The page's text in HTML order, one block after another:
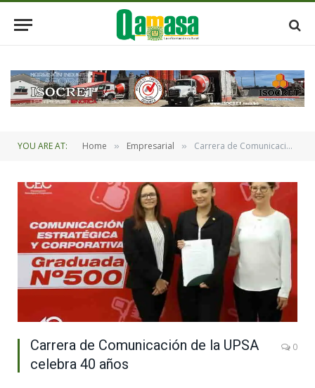
YOU ARE AT: Home » Empresarial » Carrera de Comunicación de la UPSA celebra 40 años
Carrera de Comunicación de la UPSA
celebra 40 años
0